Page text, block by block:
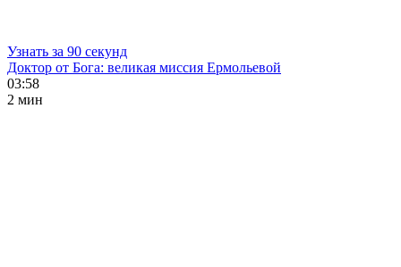
Узнать за 90 секунд
Доктор от Бога: великая миссия Ермольевой
03:58
2 мин